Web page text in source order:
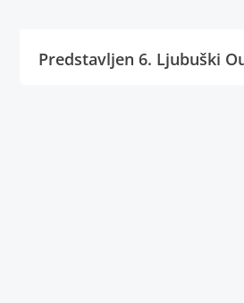
Predstavljen 6. Ljubuški